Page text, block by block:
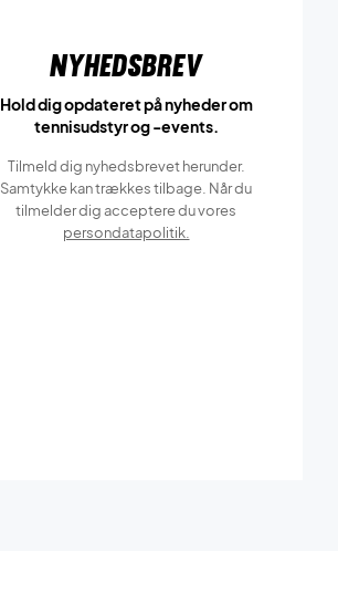
Nyhedsbrev
Hold dig opdateret på nyheder om
tennisudstyr og -events.
Tilmeld dig nyhedsbrevet herunder.
Samtykke kan trækkes tilbage. Når du
tilmelder dig acceptere du vores
persondatapolitik.